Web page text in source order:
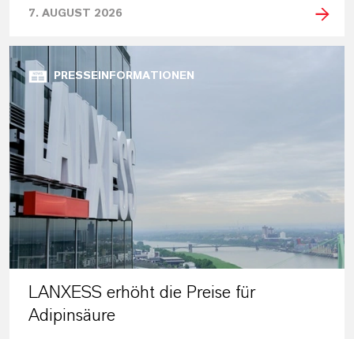
7. AUGUST 2026
PRESSEINFORMATIONEN
LANXESS erhöht die Preise für
Adipinsäure